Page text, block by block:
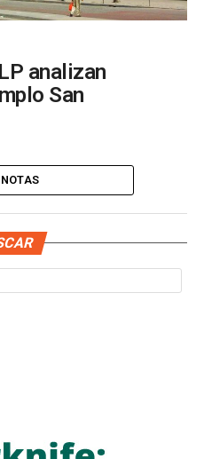
analizan
San